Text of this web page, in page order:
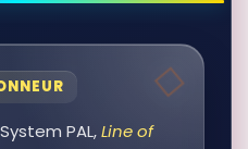
PAL,Line of